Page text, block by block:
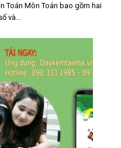
Toán Môn Toán bao gồm hai
và…